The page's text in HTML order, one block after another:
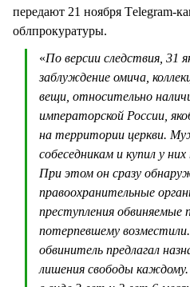
передают 21 ноября Тelegram-
облпрокуратуры.
«По версии следствия, 31
заблуждение омича,
вещи, относительно
императорской России,
на территории церкви.
собеседникам и купил у
При этом он сразу
правоохранительные
преступления обвиняемые
потерпевшему
обвинитель предлагал
лишения свободы каждому.